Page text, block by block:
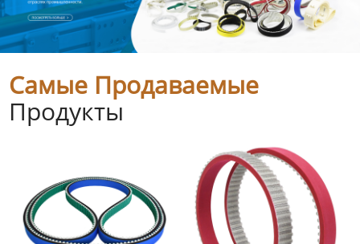
Самые Продаваемые
Продукты